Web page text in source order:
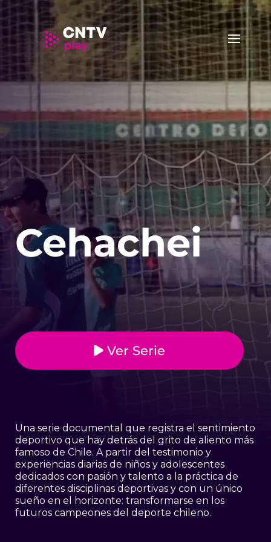
Cehachei
Ver Serie
Una serie documental que registra el sentimiento
deportivo que hay detrás del grito de aliento más
famoso de Chile. A partir del testimonio y
experiencias diarias de niños y adolescentes
dedicados con pasión y talento a la práctica de
diferentes disciplinas deportivas y con un único
sueño en el horizonte: transformarse en los
futuros campeones del deporte chileno.